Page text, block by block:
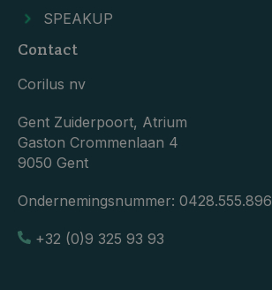
SPEAKUP
Contact
Corilus nv
Gent Zuiderpoort, Atrium
Gaston Crommenlaan 4
9050 Gent
Ondernemingsnummer: 0428.555.896
+32 (0)9 325 93 93